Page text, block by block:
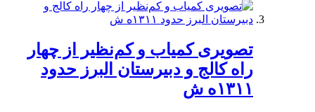
️تصویری کمیاب و کم‌نظیر از چهار
راه كالج و دبيرستان البرز حدود
۱۳۱۱ه ش